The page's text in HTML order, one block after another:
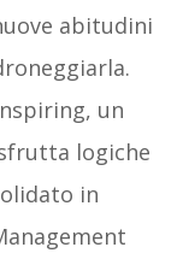
abitudini
un
logiche
in